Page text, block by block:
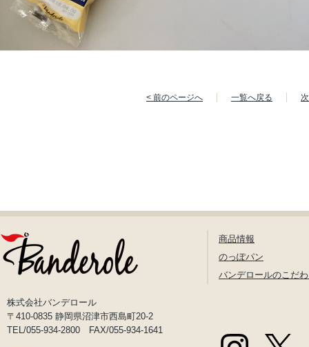
< 前のページへ 一覧へ戻る
株式会社バンデロール
〒410-0835 静岡県沼津市西島町20-2
TEL/055-934-2800 FAX/055-934-1641
商品情報
のっぽパン
バンデロールのこだ